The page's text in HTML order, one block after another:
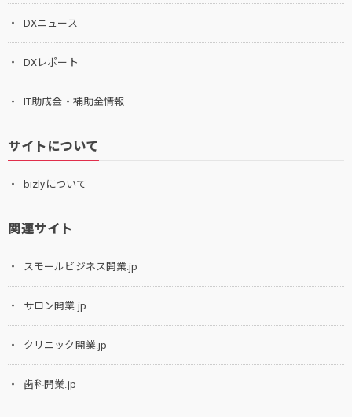
DXニュース
DXレポート
IT助成金・補助金情報
サイトについて
bizlyについて
関連サイト
スモールビジネス開業.jp
サロン開業.jp
クリニック開業.jp
歯科開業.jp